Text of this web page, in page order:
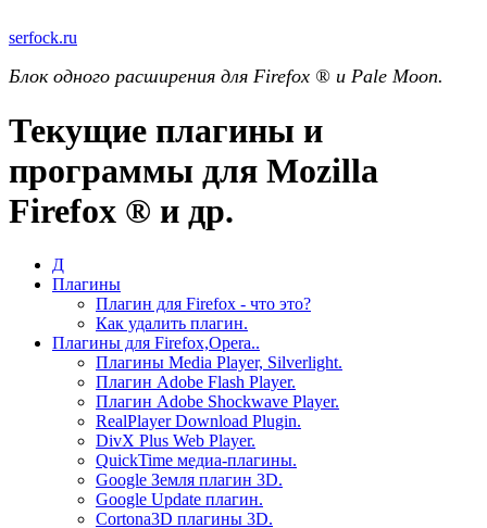
serfock.ru
Блок одного расширения для Firefox ® и Pale Moon.
Текущие плагины и
программы для Mozilla
Firefox ® и др.
Д
Плагины
Плагин для Firefox - что это?
Как удалить плагин.
Плагины для Firefox,Opera..
Плагины Media Player, Silverlight.
Плагин Adobe Flash Player.
Плагин Adobe Shockwave Player.
RealPlayer Download Plugin.
DivX Plus Web Player.
QuickTime медиа-плагины.
Google Земля плагин 3D.
Google Update плагин.
Cortona3D плагины 3D.